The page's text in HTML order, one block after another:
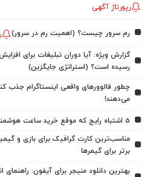
رپورتاژ آگهی
رم سرور چیست؟ (اهمیت رم در سرور)
گزارش ویژه: آیا دوران تبلیغات برای
رسیده است؟ (استراتژی جایگزین)
چطور فالوورهای واقعی اینستاگرام جذب
می‌دهند!
5 اشتباه رایج که موقع خرید ساعت هوشمند طرح اپل واچ نباید انجام بدید!
برتر برای گیمرها
بهترین دانلود منیجر برای آیفون: راهنمای